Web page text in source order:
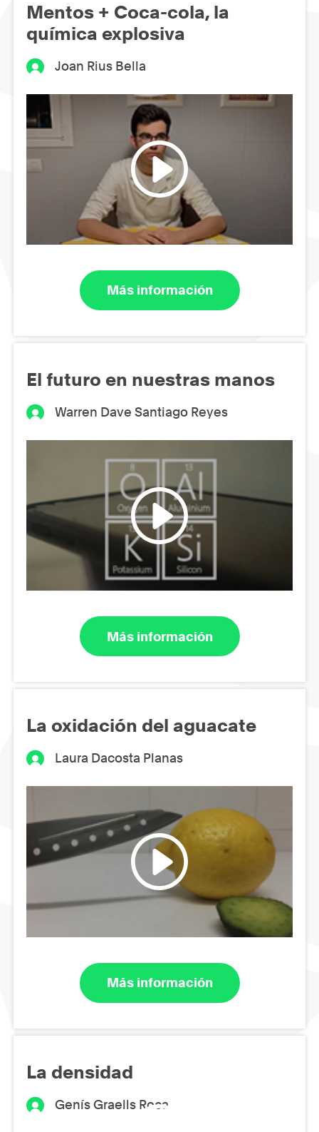
Mentos + Coca-cola, la
química explosiva
Joan Rius Bella
Más información
El futuro en nuestras manos
Warren Dave Santiago Reyes
Más información
La oxidación del aguacate
Laura Dacosta Planas
Más información
La densidad
Genís Graells Roca